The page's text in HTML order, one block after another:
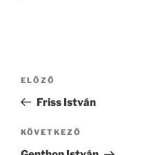
Bejegyzés
Korábbi
bejegyzés
ELŐZŐ
Friss István
Következő
bejegyzés
KÖVETKEZŐ